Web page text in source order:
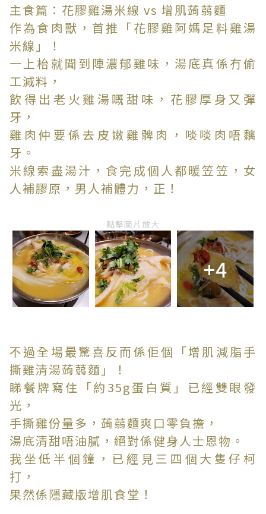
主食篇：花膠雞湯米線 vs 增肌蒟蒻麵
作為食肉獸，首推「花膠雞阿媽足料雞湯
米線」！
一上枱就聞到陣濃郁雞味，湯底真係冇偷
工減料，
飲得出老火雞湯嘅甜味，花膠厚身又彈
牙，
雞肉仲要係去皮嫩雞髀肉，啖啖肉唔黐
牙。
米線索盡湯汁，食完成個人都暖笠笠，女
人補膠原，男人補體力，正！
點擊圖片放大
+4
不過全場最驚喜反而係佢個「增肌減脂手
撕雞清湯蒟蒻麵」！
睇餐牌寫住「約35g蛋白質」已經雙眼發
光，
手撕雞份量多，蒟蒻麵爽口零負擔，
湯底清甜唔油膩，絕對係健身人士恩物。
我坐低半個鐘，已經見三四個大隻仔柯
打，
果然係隱藏版增肌食堂！